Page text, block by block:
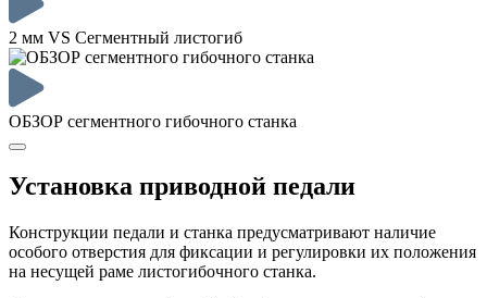
2 мм VS Сегментный листогиб
ОБЗОР сегментного гибочного станка
Установка приводной педали
Конструкции педали и станка предусматривают наличие
особого отверстия для фиксации и регулировки их положения
на несущей раме листогибочного станка.